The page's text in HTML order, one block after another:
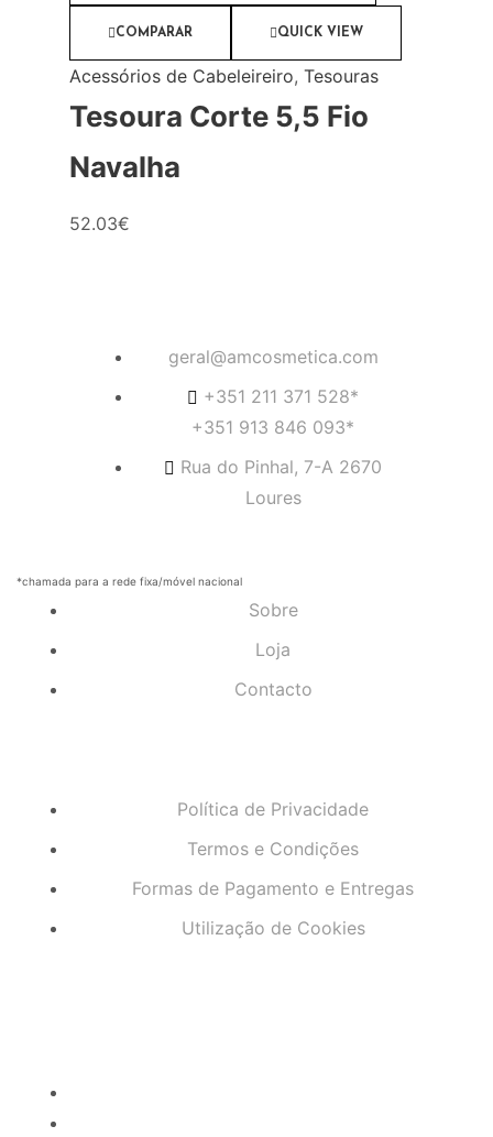
COMPARAR QUICK VIEW
Acessórios de Cabeleireiro, Tesouras
Tesoura Corte 5,5 Fio
Navalha
52.03€
Sobre
Loja
Contacto
Política de Privacidade
Termos e Condições
Formas de Pagamento e Entregas
Utilização de Cookies
geral@amcosmetica.com
+351 211 371 528*
+351 913 846 093*
Rua do Pinhal, 7-A 2670
Loures
*chamada para a rede fixa/móvel nacional